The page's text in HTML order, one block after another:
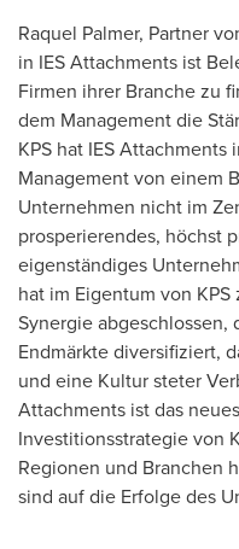
Raquel Palmer, Partner
in IES Attachments ist
Firmen ihrer Branche zu
dem Management die
KPS hat IES
Management von einem
Unternehmen nicht im
prosperierendes, höchst
eigenständiges
hat im Eigentum von
Synergie
Endmärkte diversifiziert,
und eine Kultur steter
Attachments ist das
Investitionsstrategie von
Regionen und Branchen
sind auf die Erfolge des